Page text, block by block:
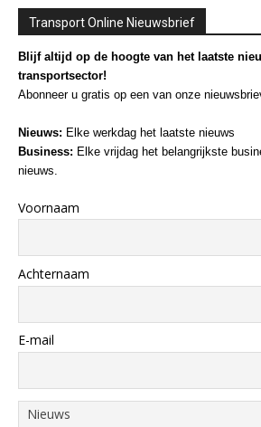
Transport Online Nieuwsbrief
Blijf altijd op de hoogte van het laatste
transportsector!
Abonneer u gratis op een van onze
Nieuws: Elke werkdag het laatste nieuws
Business: Elke vrijdag het belangrijkste
nieuws.
Voornaam
Achternaam
E-mail